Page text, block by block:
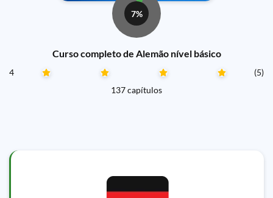
7%
Curso completo de Alemão nível básico
4
(5)
137 capítulos